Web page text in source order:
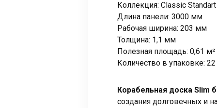
Коллекция: Classic Standart
Длина панели: 3000 мм
Рабочая ширина: 203 мм
Толщина: 1,1 мм
Полезная площадь: 0,61 м²
Количество в упаковке:
Корабельная доска Slim
создания долговечных и